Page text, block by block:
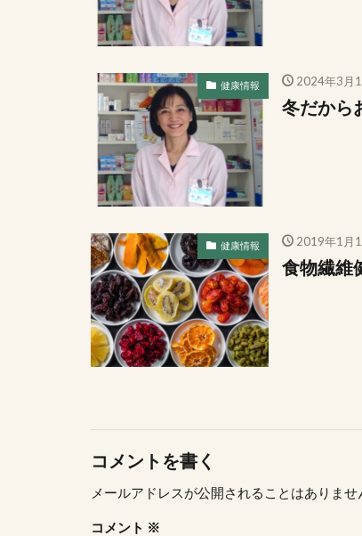
健康情報 2024年3月
冬だから
健康情報 2019年1月
食物繊維
コメントを書く
メールアドレスが公開されることはありませ
コメント ※